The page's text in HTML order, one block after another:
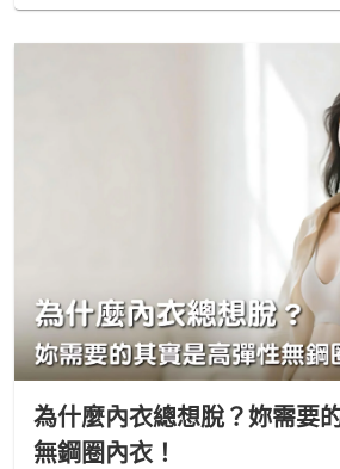
為什麼內衣總想脫？妳需要
無鋼圈內衣！